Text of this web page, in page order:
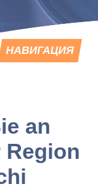
TOGGLE
NAVIGATION
НАВИГАЦИЯ
an